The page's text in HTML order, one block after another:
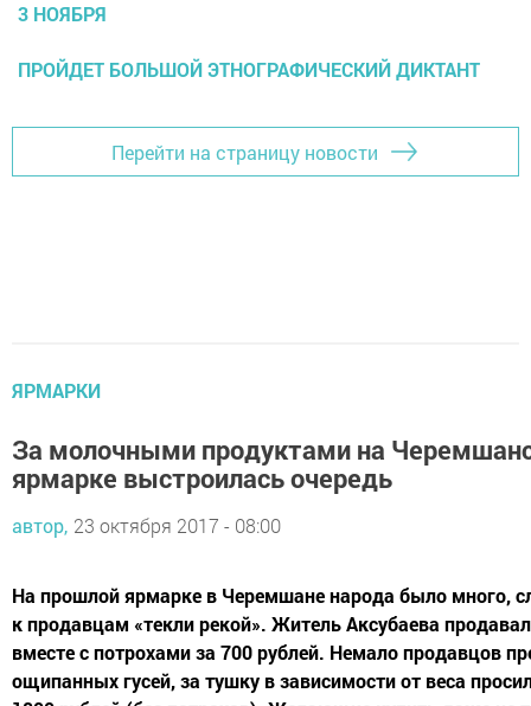
3 НОЯБРЯ
ПРОЙДЕТ БОЛЬШОЙ ЭТНОГРАФИЧЕСКИЙ ДИКТАНТ
Перейти на страницу новости
ЯРМАРКИ
За молочными продуктами на
ярмарке выстроилась очередь
автор, 23 октября 2017 - 08:00
На прошлой ярмарке в Черемшане народа было много,
к продавцам «текли рекой». Житель Аксубаева
вместе с потрохами за 700 рублей. Немало продавцов
ощипанных гусей, за тушку в зависимости от веса